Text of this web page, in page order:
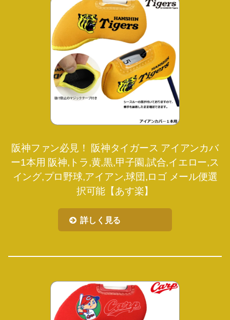
阪神ファン必見！ 阪神タイガース アイアンカバ
ー1本用 阪神,トラ,黄,黒,甲子園,試合,イエロー,ス
イング,プロ野球,アイアン,球団,ロゴ メール便選
択可能【あす楽】
詳しく見る